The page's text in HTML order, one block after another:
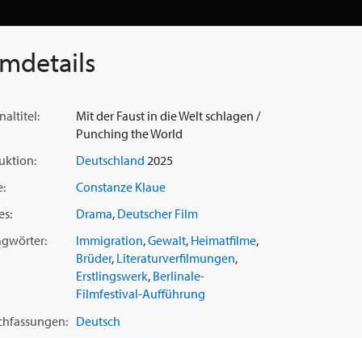
Mit der Faust in die Welt schlagen /
Punching the World
Deutschland 2025
Constanze Klaue
Drama, Deutscher Film
Immigration,Gewalt, Heimatfilme,
Brüder, Literaturverfilmungen,
Erstlingswerk, Berlinale-
Filmfestival-Aufführung
Deutsch